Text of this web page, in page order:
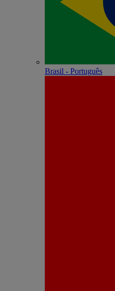
Brasil - Português